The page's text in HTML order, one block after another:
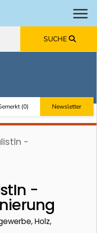
SUCHE
(0) Newsletter
-
-
Holz,